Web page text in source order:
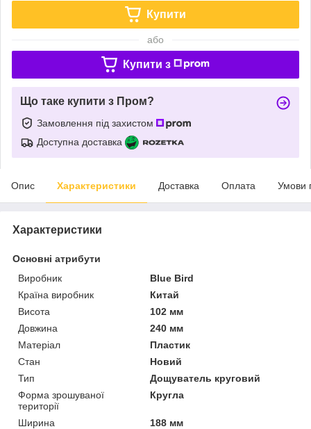
Купити
або
Купити з
Що таке купити з Пром?
Замовлення під захистом
Доступна доставка
Опис Характеристики Доставка Оплата Умови
Характеристики
Основні атрибути
Виробник
Blue Bird
Країна виробник
Китай
Висота
102 мм
Довжина
240 мм
Матеріал
Пластик
Стан
Новий
Тип
Дощуватель круговий
Форма зрошуваної
території
Кругла
Ширина
188 мм